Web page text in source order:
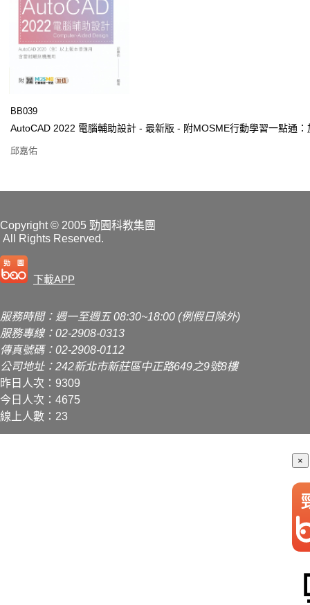
BB039
AutoCAD 2022 電腦輔助設計 - 最新版 - 附MOSME行動學習一點通：
邱嘉佑
Copyright© 2005 勁園科教集團
All Rights Reserved.
下載APP
服務時間：週一至週五 08:30~18:00 (例假日除外)
服務專線：02-2908-0313
傳真號碼：02-2908-0112
公司地址：242新北市新莊區中正路649之9號8樓
昨日人次：9309
今日人次：4675
線上人數：23
×